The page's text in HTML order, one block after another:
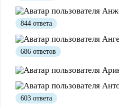
844 ответа
686 ответов
603 ответа